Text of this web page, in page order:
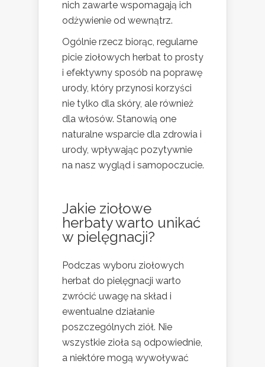
nich zawarte wspomagają ich
odżywienie od wewnątrz.
Ogólnie rzecz biorąc, regularne
picie ziołowych herbat to prosty
i efektywny sposób na poprawę
urody, który przynosi korzyści
nie tylko dla skóry, ale również
dla włosów. Stanowią one
naturalne wsparcie dla zdrowia i
urody, wpływając pozytywnie
na nasz wygląd i samopoczucie.
Jakie ziołowe
herbaty warto unikać
w pielęgnacji?
Podczas wyboru ziołowych
herbat do pielęgnacji warto
zwrócić uwagę na skład i
ewentualne działanie
poszczególnych ziół. Nie
wszystkie zioła są odpowiednie,
a niektóre mogą wywoływać